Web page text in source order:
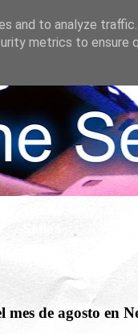
mes de agosto en
and to analyze
metrics to ensure